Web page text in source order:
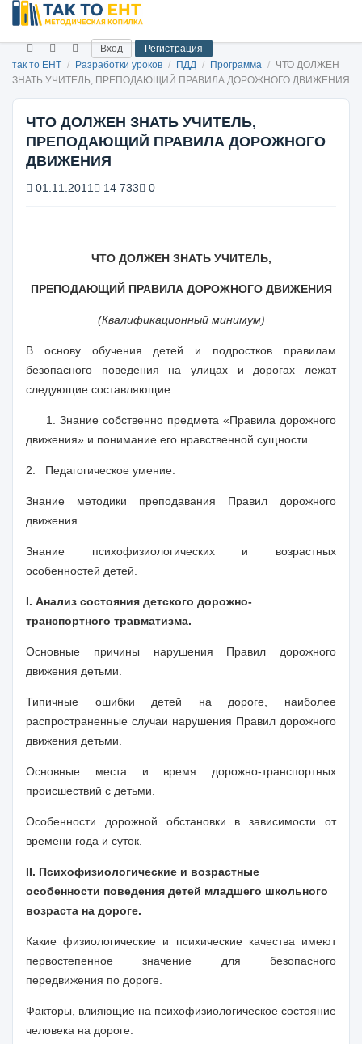
Вход
Регистрация
так то ЕНТ / Разработки уроков / ПДД / Программа / ЧТО ДОЛЖЕН
ЗНАТЬ УЧИТЕЛЬ, ПРЕПОДАЮЩИЙ ПРАВИЛА ДОРОЖНОГО ДВИЖЕНИЯ
ЧТО ДОЛЖЕН ЗНАТЬ УЧИТЕЛЬ,
ПРЕПОДАЮЩИЙ ПРАВИЛА ДОРОЖНОГО
ДВИЖЕНИЯ
01.11.2011 14 733 0
ЧТО ДОЛЖЕН ЗНАТЬ УЧИТЕЛЬ,
ПРЕПОДАЮЩИЙ ПРАВИЛА ДОРОЖНОГО ДВИЖЕНИЯ
(Квалификационный минимум)
В основу обучения детей и подростков правилам
безопасного поведения на улицах и дорогах лежат
следующие составляющие:
1. Знание собственно предмета «Правила дорожного
движения» и понимание его нравственной сущности.
2. Педагогическое умение.
Знание методики преподавания Правил дорожного
движения.
Знание психофизиологических и возрастных
особенностей детей.
I. Анализ состояния детского дорожно-
транспортного травматизма.
Основные причины нарушения Правил дорожного
движения детьми.
Типичные ошибки детей на дороге, наиболее
распространенные случаи нарушения Правил дорожного
движения детьми.
Основные места и время дорожно-транспортных
происшествий с детьми.
Особенности дорожной обстановки в зависимости от
времени года и суток.
II. Психофизиологические и возрастные
особенности поведения детей младшего школьного
возраста на дороге.
Какие физиологические и психические качества имеют
первостепенное значение для безопасного
передвижения по дороге.
Факторы, влияющие на психофизиологическое состояние
человека на дороге.